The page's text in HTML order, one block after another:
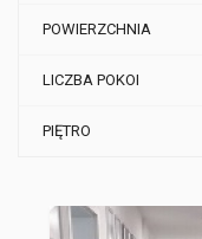
POWIERZCHNIA
LICZBA POKOI
PIĘTRO